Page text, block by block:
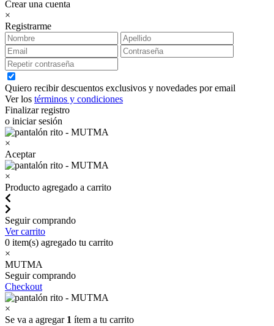
Crear una cuenta
×
Registrarme
Quiero recibir descuentos exclusivos y novedades por email
Ver los términos y condiciones
Finalizar registro
o iniciar sesión
×
Aceptar
×
Producto agregado a carrito
Seguir comprando
Ver carrito
0 item(s) agregado tu carrito
×
MUTMA
Seguir comprando
Checkout
×
Se va a agregar 1 ítem a tu carrito